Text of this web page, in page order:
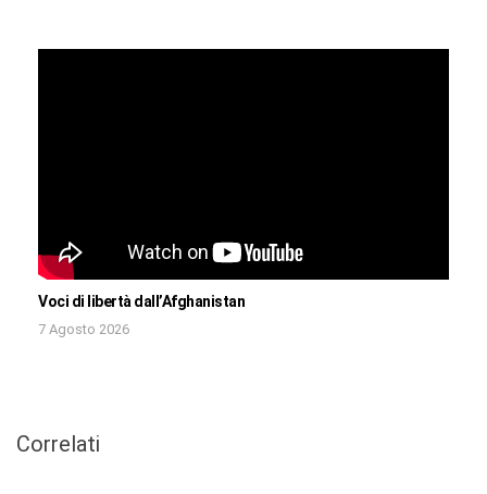
Voci di libertà dall’Afghanistan
7 Agosto 2026
Correlati